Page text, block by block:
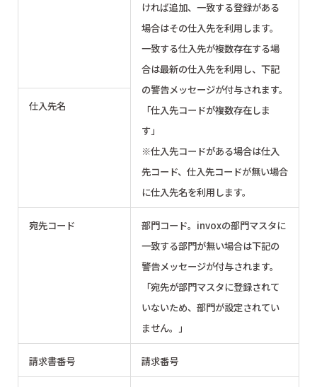
ければ追加、一致する登録がある
場合はその仕入先を利用します。
一致する仕入先が複数存在する場
合は最新の仕入先を利用し、下記
の警告メッセージが付与されます。
「仕入先コードが複数存在しま
す」
※仕入先コードがある場合は仕入
先コード、仕入先コードが無い場合
に仕入先名を利用します。
仕入先名
宛先コード
部門コード。invoxの部門マスタに
一致する部門が無い場合は下記の
警告メッセージが付与されます。
「宛先が部門マスタに登録されて
いないため、部門が設定されてい
ません。」
請求書番号 請求番号